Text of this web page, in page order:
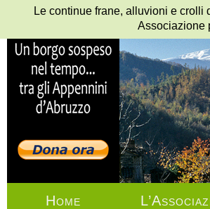
Home
Le continue frane, alluvioni e crolli
Associazione